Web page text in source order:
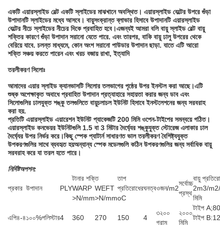
একটি এয়ারস্লাইড বেল্ট একটি স্লাইডের মাঝখানে অবস্থিত। এয়ারস্লাইড বেল্টের উপরে গুঁড়া
উপাদানটি স্লাইডের মধ্যে আসবে। বায়ুসংক্রান্ত ব্লাভার হিসাবে উপাদানটি এয়ারস্লাইড
বেল্টের নীচে স্লাইডের নীচের দিকে প্রবাহিত হবে।এজন্যই আমরা বলি বায়ু স্লাইড বেল্ট বায়ু
শক্তির কারণে গুঁড়া উপাদান সরানো যেতে পারে. এবং তারপর, বাকি বায়ু ঢালু উপরের থেকে
বেরিয়ে যাবে. চলন্ত মাধ্যমে, কোন অংশ সরানো পাউডার উপাদান ছাড়া. যাতে এটি আরো
শক্তি সঞ্চয় করতে পারেন এবং খরচ বজায় রাখা, ইত্যাদি
তরলীকরণ সিলোঃ
আমাদের এয়ার স্লাইড ক্যানভাসটি সিলোর তলভাগের পৃষ্ঠের উপর ইনস্টল করা আছে।এটি
শুষ্ক অপেক্ষাকৃত অবাধে প্রবাহিত উপাদান প্রত্যাহারে সহায়তা করার জন্য ডাব এবং
সিলোগুলির ঢালযুক্ত শঙ্কু তলগুলিতে বায়ুচলাচল ইউনিট হিসাবে ইনস্টলেশনের জন্য সরবরাহ
করা হয়.
প্রতিটি এয়ারস্লাইড এয়ারেশন ইউনিট প্যাকেজটি 200 মিমি ওপেন-টাইপের সমন্বয়ে গঠিত।
এয়ারস্লাইড কনভেয়র ইউনিটগুলি 1.5 বা 3 মিটার দৈর্ঘ্যের শঙ্কুযুক্ত স্টোরেজ এলাকার ঢাল
দৈর্ঘ্যের উপর নির্ভর করে।কিছু স্পেক প্যাটার্ন সাধারণত ভাল তরলীকরণ বৈশিষ্ট্যযুক্ত
উপকরণগুলির সাথে ব্যবহৃত হয়অন্যান্য স্পেক মডেলগুলি কঠিন উপকরণগুলির জন্য সর্বাধিক বায়ু
সরবরাহ করে যা তরল হতে পারে।
নির্দিষ্টঅপশন:
প্রকার উপাদান PLY
টানার শক্তি
তাপ
প্রতিরোধের
oC
ঘনত্বওজন/m2
সর্বোচ্চ
প্রস্থ
বায়ু
WARP
>N/mm
WEFT
>N/mm
2m3/
মিমি
এপি৪-৪১০০%পলিস্টার4 360 270 150 4
৩২০০
গ্রাম
২০০০
মিমি
টাইপ
টাইপ